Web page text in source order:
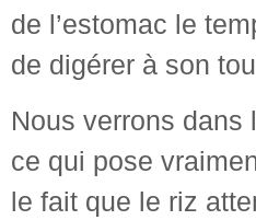
de l’estomac le
de digérer à son
Nous verrons dans
ce qui pose
le fait que le riz